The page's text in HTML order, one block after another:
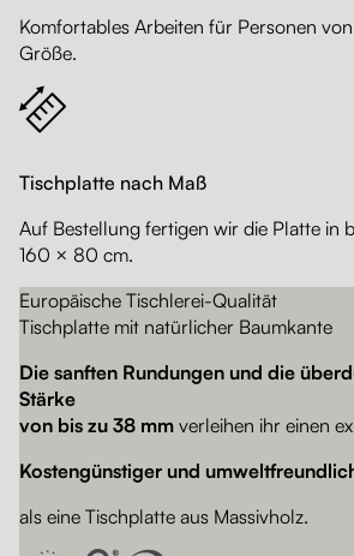
Komfortables Arbeiten für Personen
Größe.
Tischplatte nach Maß
Auf Bestellung fertigen wir die Platte in
160 × 80 cm.
Europäische Tischlerei-Qualität
Tischplatte mit natürlicher Baumkante
Die sanften Rundungen und die
Stärke
von bis zu 38 mm verleihen ihr einen
Kostengünstiger und
als eine Tischplatte aus Massivholz.